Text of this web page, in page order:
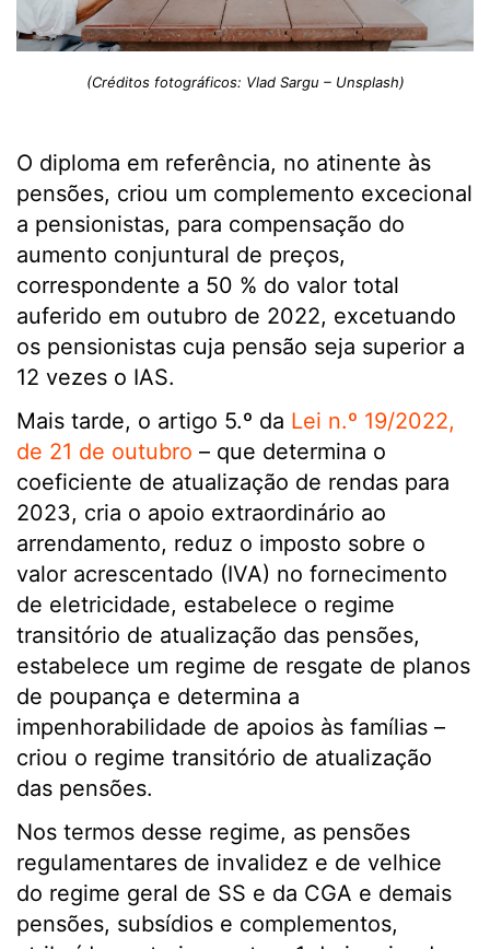
(Créditos fotográficos: Vlad Sargu – Unsplash)
O diploma em referência, no atinente às
pensões, criou um complemento excecional
a pensionistas, para compensação do
aumento conjuntural de preços,
correspondente a 50 % do valor total
auferido em outubro de 2022, excetuando
os pensionistas cuja pensão seja superior a
12 vezes o IAS.
Mais tarde, o artigo 5.º da Lei n.º 19/2022,
de 21 de outubro – que determina o
coeficiente de atualização de rendas para
2023, cria o apoio extraordinário ao
arrendamento, reduz o imposto sobre o
valor acrescentado (IVA) no fornecimento
de eletricidade, estabelece o regime
transitório de atualização das pensões,
estabelece um regime de resgate de planos
de poupança e determina a
impenhorabilidade de apoios às famílias –
criou o regime transitório de atualização
das pensões.
Nos termos desse regime, as pensões
regulamentares de invalidez e de velhice
do regime geral de SS e da CGA e demais
pensões, subsídios e complementos,